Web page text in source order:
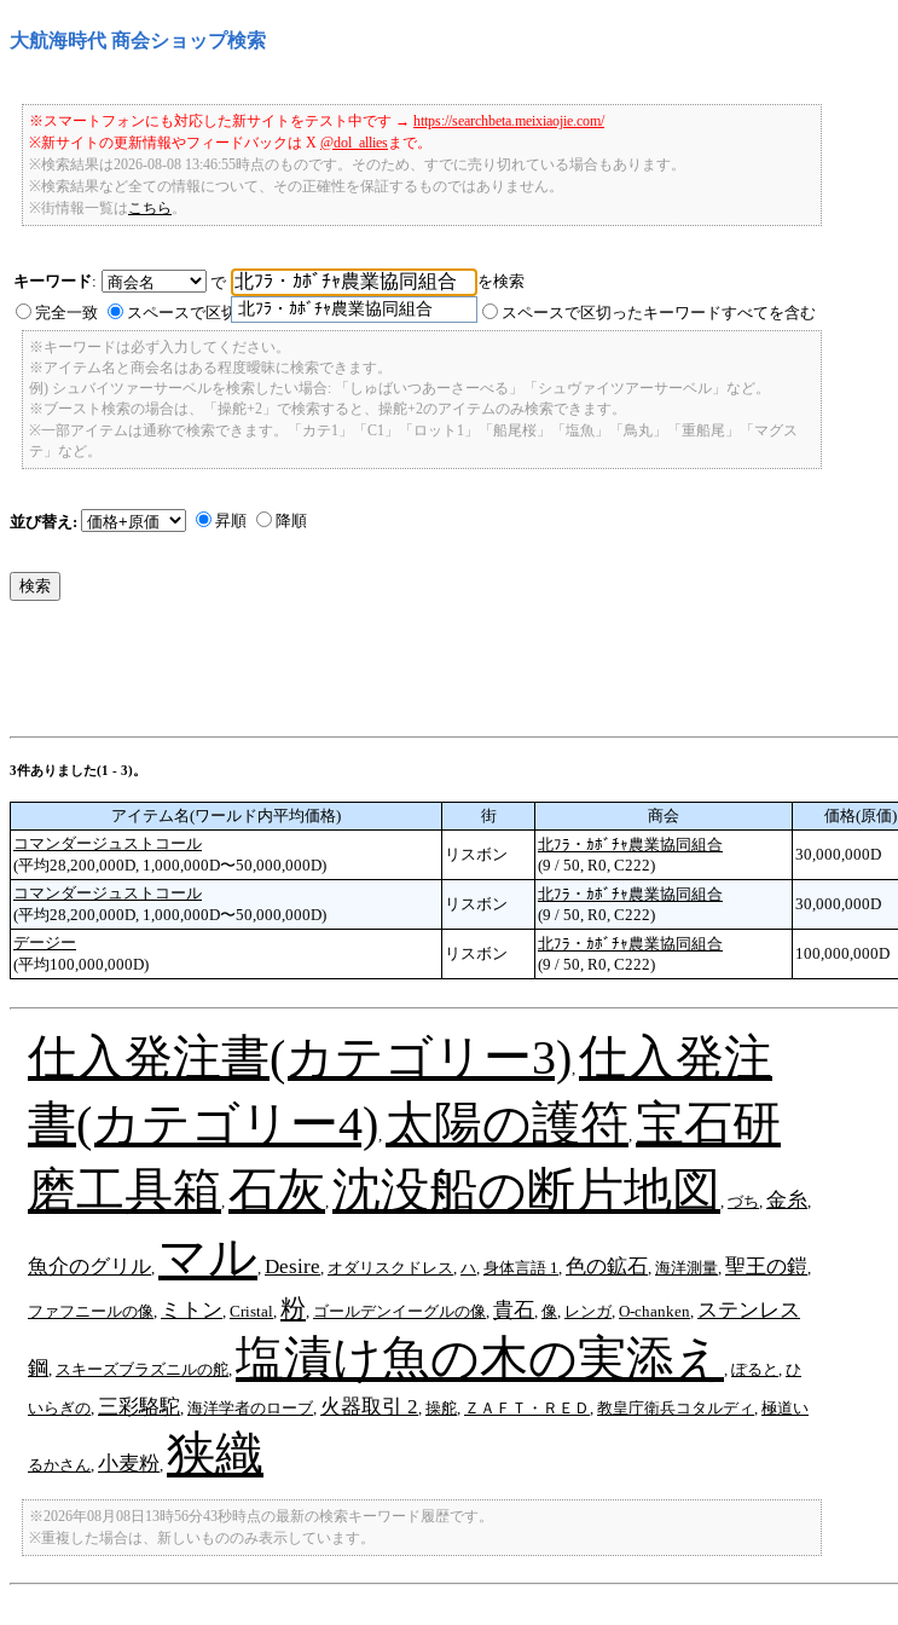
大航海時代 商会ショップ検索
※スマートフォンにも対応した新サイトをテスト中です → https://searchbeta.meixiaojie.com/
※新サイトの更新情報やフィードバックは X @dol_alliesまで。
※検索結果は2026-08-08 13:46:55時点のものです。そのため、すでに売り切れている場合もあります。
※検索結果など全ての情報について、その正確性を保証するものではありません。
※街情報一覧は こちら
キーワード:
で
北ﾌﾗ・ｶﾎﾞﾁｬ農業協同組合
を検索
完全一致
スペースで区切ったキーワードのいずれかを含む スペースで区切ったキーワードすべてを含む
※キーワードは必ず入力してください。
※アイテム名と商会名はある程度曖昧に検索できます。
例) シュバイツァーサーベルを検索したい場合: 「しゅばいつあーさーべる」「シュヴァイツアーサーベル」など。
※ブースト検索の場合は、「操舵+2」で検索すると、操舵+2のアイテムのみ検索できます。
※一部アイテムは通称で検索できます。「カテ1」「C1」「ロット1」「船尾桜」「塩魚」「鳥丸」「重船尾」「マグス
テ」など。
並び替え: 昇順 降順
3件ありました(1 - 3)。
アイテム名(ワールド内平均価格) 街 商会 価格(原価)
コマンダージュストコール
(平均28,200,000D, 1,000,000D〜50,000,000D)
リスボン
北ﾌﾗ・ｶﾎﾞﾁｬ農業協同組合
(9 / 50, R0, C222)
30,000,000D
コマンダージュストコール
(平均28,200,000D, 1,000,000D〜50,000,000D)
リスボン
北ﾌﾗ・ｶﾎﾞﾁｬ農業協同組合
(9 / 50, R0, C222)
30,000,000D
デージー
(平均100,000,000D)
リスボン
北ﾌﾗ・ｶﾎﾞﾁｬ農業協同組合
(9 / 50, R0, C222)
100,000,000D
仕入発注書(カテゴリー3)仕入発注
書(カテゴリー4) 太陽の護符 宝石研
磨工具箱石灰沈没船の断片地図 づち 金糸
魚介のグリル マル Desire オダリスクドレス ハ 身体言語 1 色の鉱石 海洋測量 聖王の鎧
ファフニールの像 ミトン Cristal 粉 ゴールデンイーグルの像 貴石 像 レンガ, O-chanken ステンレス
鋼 スキーズブラズニルの舵 塩漬け魚の木の実添え ぽると ひ
いらぎの 三彩駱駝 海洋学者のローブ 火器取引 2 操舵 ＺＡＦＴ・ＲＥＤ 教皇庁衛兵コタルディ 極道い
るかさん 小麦粉 狭織
※2026年08月08日13時56分43秒時点の最新の検索キーワード履歴です。
※重複した場合は、新しいもののみ表示しています。